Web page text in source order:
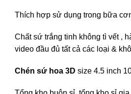
Thích hợp sử dụng trong bữa
Chất sứ trắng tinh không tì vết ,
video đầu đủ tất cả các loại &
Chén sứ hoa 3D size 4.5 inch